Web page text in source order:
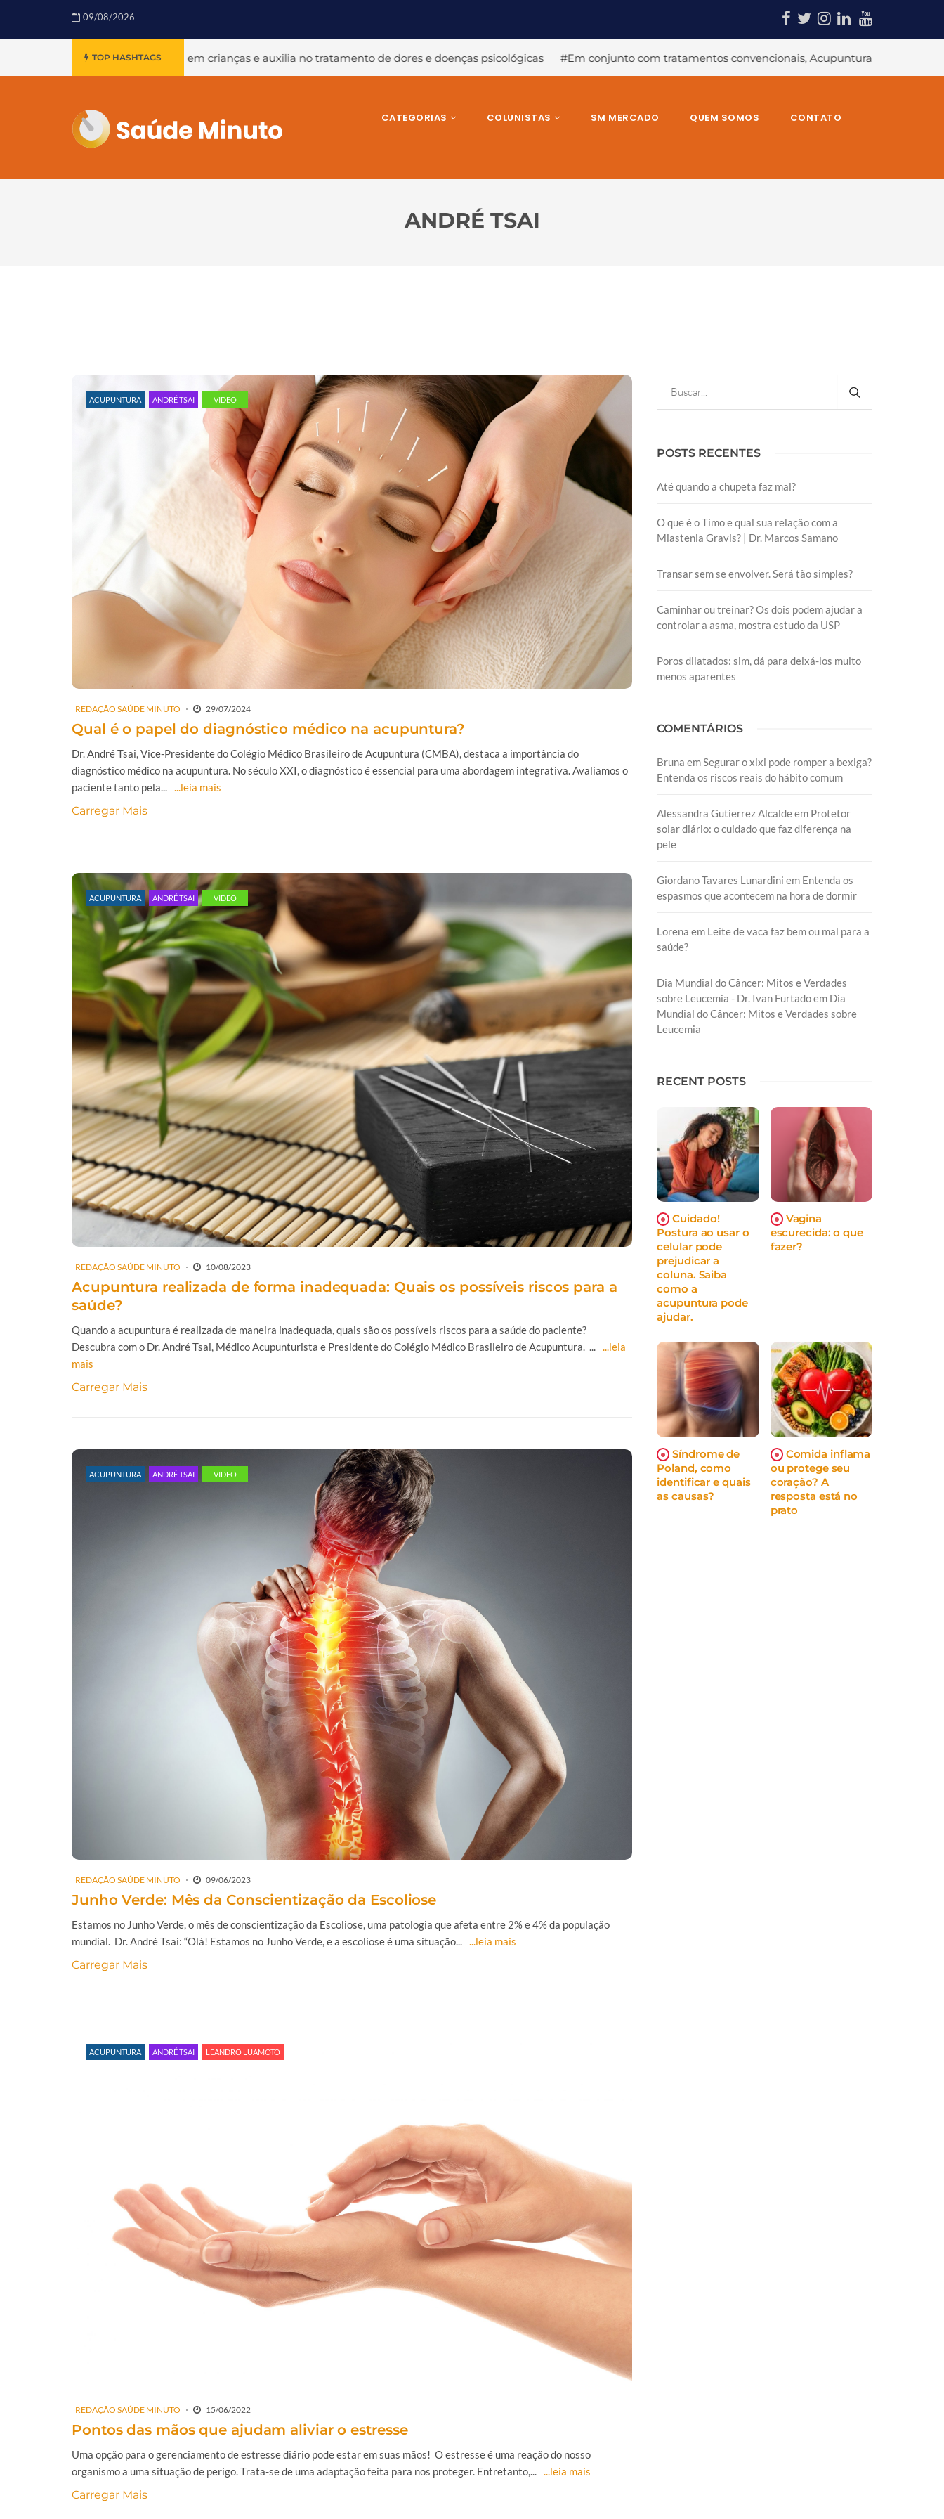
09/08/2026
TOP HASHTAGS
realizada em crianças e auxilia no tratamento de dores e doenças psicológicas #Em conjunto com tratamentos convencionais, Acupuntura traz resultados superiores para
CATEGORIAS COLUNISTAS SM MERCADO QUEM SOMOS CONTATO
ANDRÉ TSAI
ACUPUNTURA ANDRÉ TSAI VIDEO
REDAÇÃO SAÚDE MINUTO 29/07/2024
Qual é o papel do diagnóstico médico na acupuntura?
Dr. André Tsai, Vice-Presidente do Colégio Médico Brasileiro de Acupuntura (CMBA), destaca a importância do
diagnóstico médico na acupuntura. No século XXI, o diagnóstico é essencial para uma abordagem integrativa. Avaliamos o
paciente tanto pela... ...leia mais
Carregar Mais
ACUPUNTURA ANDRÉ TSAI VIDEO
REDAÇÃO SAÚDE MINUTO 10/08/2023
Acupuntura realizada de forma inadequada: Quais os possíveis riscos para a
saúde?
Quando a acupuntura é realizada de maneira inadequada, quais são os possíveis riscos para a saúde do paciente?
Descubra com o Dr. André Tsai, Médico Acupunturista e Presidente do Colégio Médico Brasileiro de Acupuntura. ... ...leia
mais
Carregar Mais
ACUPUNTURA ANDRÉ TSAI VIDEO
REDAÇÃO SAÚDE MINUTO 09/06/2023
Junho Verde: Mês da Conscientização da Escoliose
Estamos no Junho Verde, o mês de conscientização da Escoliose, uma patologia que afeta entre 2% e 4% da população
mundial. Dr. André Tsai: “Olá! Estamos no Junho Verde, e a escoliose é uma situação...
...leia mais
Carregar Mais
ACUPUNTURA ANDRÉ TSAI LEANDRO LUAMOTO
REDAÇÃO SAÚDE MINUTO 15/06/2022
Pontos das mãos que ajudam aliviar o estresse
Uma opção para o gerenciamento de estresse diário pode estar em suas mãos! O estresse é uma reação do nosso
organismo a uma situação de perigo. Trata-se de uma adaptação feita para nos proteger. Entretanto,... ...leia mais
Carregar Mais
POSTS RECENTES
Até quando a chupeta faz mal?
O que é o Timo e qual sua relação com a
Miastenia Gravis? | Dr. Marcos Samano
Transar sem se envolver. Será tão simples?
Caminhar ou treinar? Os dois podem ajudar a
controlar a asma, mostra estudo da USP
Poros dilatados: sim, dá para deixá-los muito
menos aparentes
COMENTÁRIOS
Bruna em Segurar o xixi pode romper a bexiga?
Entenda os riscos reais do hábito comum
Alessandra Gutierrez Alcaldeem Protetor
solar diário: o cuidado que faz diferença na
pele
Giordano Tavares Lunardini em Entenda os
espasmos que acontecem na hora de dormir
Lorena em Leite de vaca faz bem ou mal para a
saúde?
Dia Mundial do Câncer: Mitos e Verdades
sobre Leucemia - Dr. Ivan Furtadoem Dia
Mundial do Câncer: Mitos e Verdades sobre
Leucemia
RECENT POSTS
Cuidado!
Postura ao usar o
celular pode
prejudicar a
coluna. Saiba
como a
acupuntura pode
ajudar.
Vagina
escurecida: o que
fazer?
Síndrome de
Poland, como
identificar e quais
as causas?
Comida inflama
ou protege seu
coração? A
resposta está no
prato